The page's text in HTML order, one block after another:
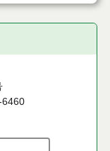
6460